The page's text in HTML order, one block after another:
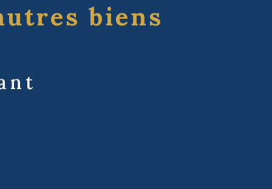
biens